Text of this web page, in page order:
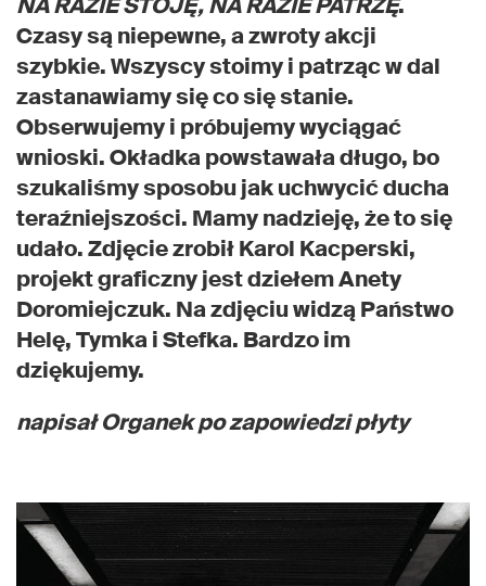
NA RAZIE STOJĘ, NA RAZIE PATRZĘ.
Czasy są niepewne, a zwroty akcji
szybkie. Wszyscy stoimy i patrząc w dal
zastanawiamy się co się stanie.
Obserwujemy i próbujemy wyciągać
wnioski. Okładka powstawała długo, bo
szukaliśmy sposobu jak uchwycić ducha
teraźniejszości. Mamy nadzieję, że to się
udało. Zdjęcie zrobił Karol Kacperski,
projekt graficzny jest dziełem Anety
Doromiejczuk. Na zdjęciu widzą Państwo
Helę, Tymka i Stefka. Bardzo im
dziękujemy.
napisał Organek po zapowiedzi płyty